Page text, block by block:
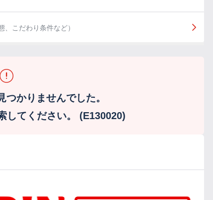
、こだわり条件など）
かりませんでした。
してください。 (E130020)